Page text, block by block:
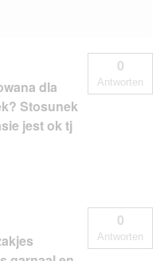
dla
Stosunek
jest ok tj
0
Antworten
0
Antworten